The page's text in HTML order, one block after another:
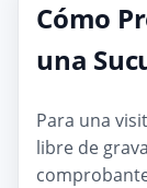
Cómo
una
Para una
libre de